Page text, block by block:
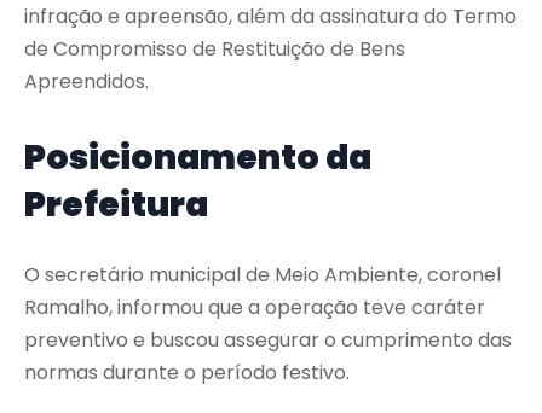
infração e apreensão, além da assinatura do Termo
de Compromisso de Restituição de Bens
Apreendidos.
Posicionamento da
Prefeitura
O secretário municipal de Meio Ambiente, coronel
Ramalho, informou que a operação teve caráter
preventivo e buscou assegurar o cumprimento das
normas durante o período festivo.